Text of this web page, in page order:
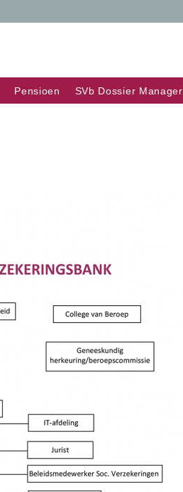
Pensioen SVb Dossier Manager